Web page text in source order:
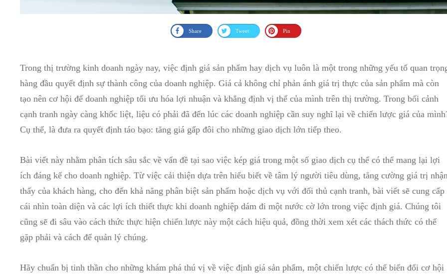
Share Tweet Pin
Trong thị trường kinh doanh ngày nay, việc định giá sản ‌phẩm hay dịch vụ luôn là một trong những yếu‌ tố quan
hàng đầu quyết định sự thành công của doanh nghiệp. Giá‌ cả không chỉ phản ánh giá trị⁢ thực của sản phẩm⁤ mà ‍còn‌
tạo nên cơ hội để doanh nghiệp tối ưu hóa lợi nhuận và khẳng ​định vị‍ thế của mình trên thị trường. Trong bối cảnh
cạnh tranh ngày⁣ càng khốc liệt, liệu ⁤có phải đã đến lúc các doanh nghiệp cần suy nghĩ lại⁣ về ‌chiến lược giá của
Cụ‌ thể, là đưa ra ⁤quyết định táo bạo: tăng giá gấp đôi ⁣cho ⁢những giao⁤ dịch ⁤lớn tiếp theo.
Bài viết ‍này​ nhằm phân tích sâu sắc về vấn⁤ đề tại ‌sao việc kép giá trong một ⁤số giao‍ dịch cụ thể có thể mang lại lợi
ích đáng‍ kể cho doanh nghiệp. Từ việc cải ⁣thiện dựa trên​ hiểu biết về tâm ‍lý⁣ người tiêu dùng,‌ tăng cường giá trị
thấy của khách​ hàng, cho đến ⁤khả năng phân biệt sản phẩm hoặc dịch ⁣vụ với ⁣đối thủ cạnh tranh,‍ bài viết sẽ ‌cung cấp
cái ⁣nhìn toàn⁣ diện ​và các​ lợi ‍ích thiết thực khi doanh nghiệp dám đi một nước cờ lớn trong việc định ⁣giá. Chúng tôi
cũng sẽ đi sâu‌ vào cách thức thực‌ hiện chiến lược này một cách hiệu quả, đồng thời xem xét các thách ​thức⁣ có thể
gặp phải và cách để quản ‌lý chúng.
Hãy chuẩn bị⁣ tinh thần cho những khám phá ‍thú⁢ vị về việc định giá sản phẩm, một chiến lược có thể biến đổi ​cơ ⁤hội